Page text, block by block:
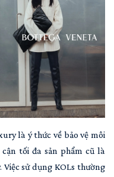
là ý thức về bảo vệ môi
tối đa sản phẩm cũ là
sử dụng KOLs thường